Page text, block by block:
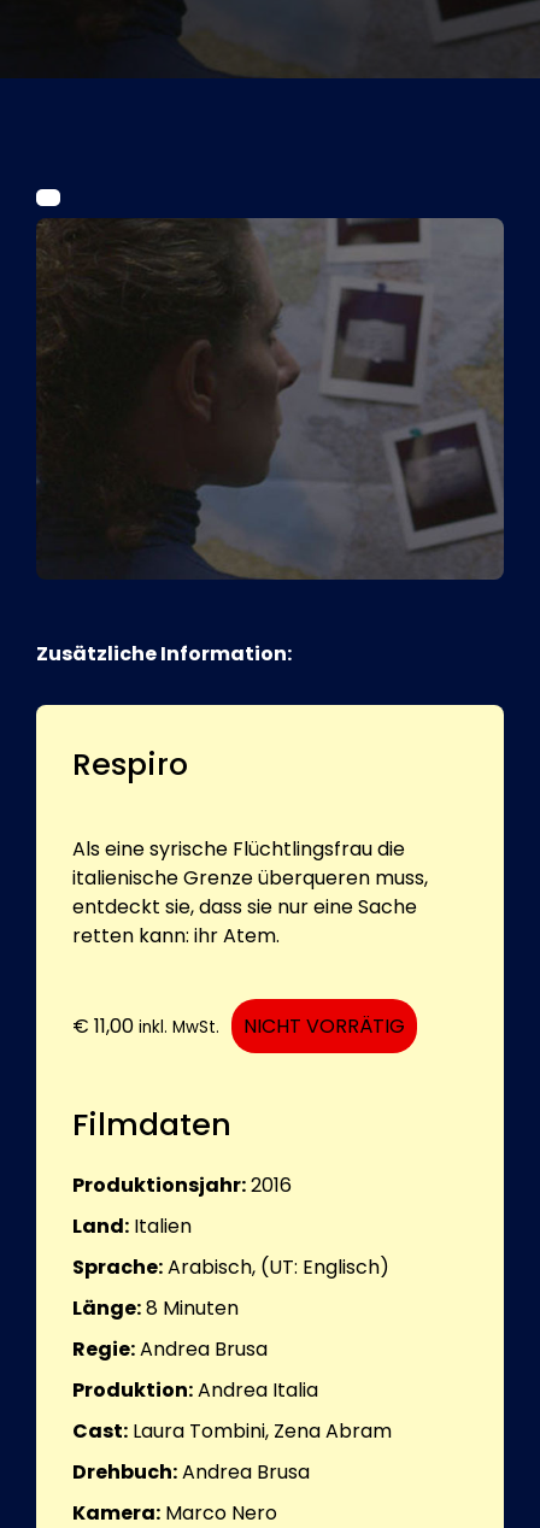
Kurier Romy 2026
Zusätzliche Information:
Respiro
Als eine syrische Flüchtlingsfrau die
italienische Grenze überqueren muss,
entdeckt sie, dass sie nur eine Sache
retten kann: ihr Atem.
€ 11,00 inkl. MwSt. NICHT VORRÄTIG
Filmdaten
Produktionsjahr:2016
Land: Italien
Sprache:Arabisch, (UT: Englisch)
Länge:8 Minuten
Regie:Andrea Brusa
Produktion:Andrea Italia
Cast: Laura Tombini, Zena Abram
Drehbuch:Andrea Brusa
Kamera: Marco Nero